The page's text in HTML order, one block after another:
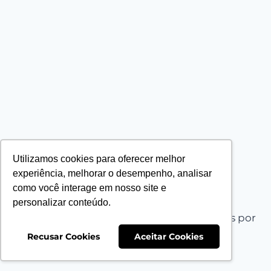
Utilizamos cookies para oferecer melhor
experiência, melhorar o desempenho, analisar
como você interage em nosso site e
personalizar conteúdo.
Recusar Cookies Aceitar Cookies
© 2026 PLANT PROJECT - Tema WordPress por
Kadence WP